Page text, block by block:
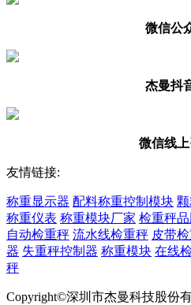
微信公
杰曼抖
微信线
友情链接:
称重显示器 配料称重控制模块
称重仪表 称重模块厂家 检重秤
自动检重秤 流水线检重秤 皮带
器 失重秤控制器 称重模块 在线
秤
Copyright©深圳市杰曼科技股份